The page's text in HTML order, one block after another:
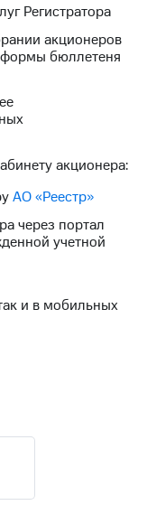
Регистратора
акционеров
бюллетеня
акционера:
АО «Реестр»
через портал
учетной
и в мобильных